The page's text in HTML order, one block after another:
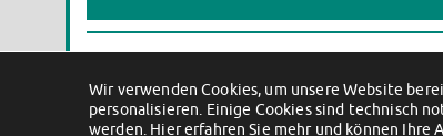
Wir verwenden Cookies, um unsere Website
personalisieren. Einige Cookies sind technisch
werden. Hier erfahren Sie mehr und können Ihre